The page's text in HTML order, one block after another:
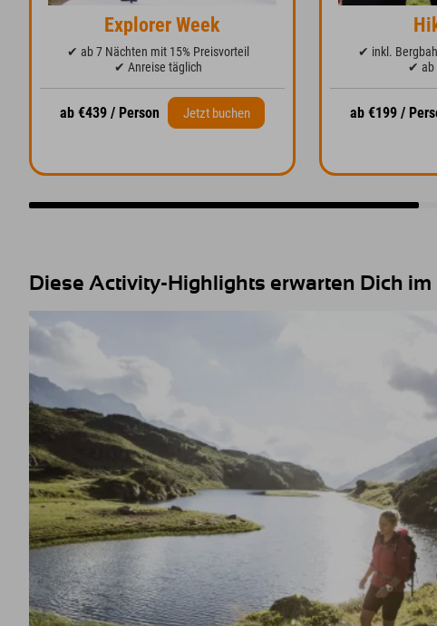
Explorer Week
✔ ab 7 Nächten mit 15% Preisvorteil
✔ Anreise täglich
ab €439 / Person Jetzt buchen
✔ inkl.
✔ ab
ab €199 /
Diese Activity-Highlights erwarten Dich